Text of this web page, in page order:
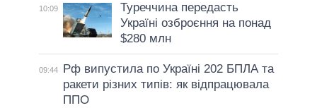
10:09
Туреччина передасть
Україні озброєння на понад
$280 млн
09:44
Рф випустила по Україні 202 БПЛА та
ракети різних типів: як відпрацювала
ППО